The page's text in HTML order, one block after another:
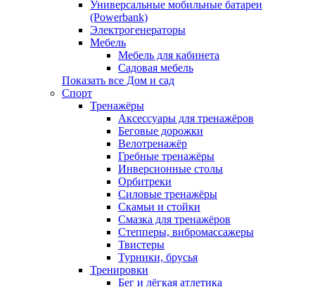
Универсальные мобильные батареи
(Powerbank)
Электрогенераторы
Мебель
Мебель для кабинета
Садовая мебель
Показать все Дом и сад
Спорт
Тренажёры
Аксессуары для тренажёров
Беговые дорожки
Велотренажёр
Гребные тренажёры
Инверсионные столы
Орбитреки
Силовые тренажёры
Скамьи и стойки
Смазка для тренажёров
Степперы, вибромассажеры
Твистеры
Турники, брусья
Тренировки
Бег и лёгкая атлетика